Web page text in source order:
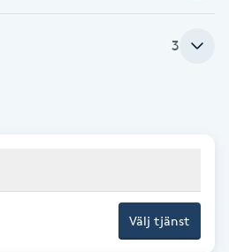
3
Välj tjänst